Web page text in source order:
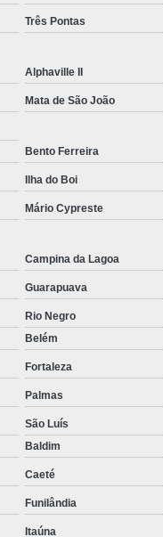
Três Pontas
Alphaville II
Mata de São João
Bento Ferreira
Ilha do Boi
Mário Cypreste
Campina da Lagoa
Guarapuava
Rio Negro
Belém
Fortaleza
Palmas
São Luís
Baldim
Caeté
Funilândia
Itaúna